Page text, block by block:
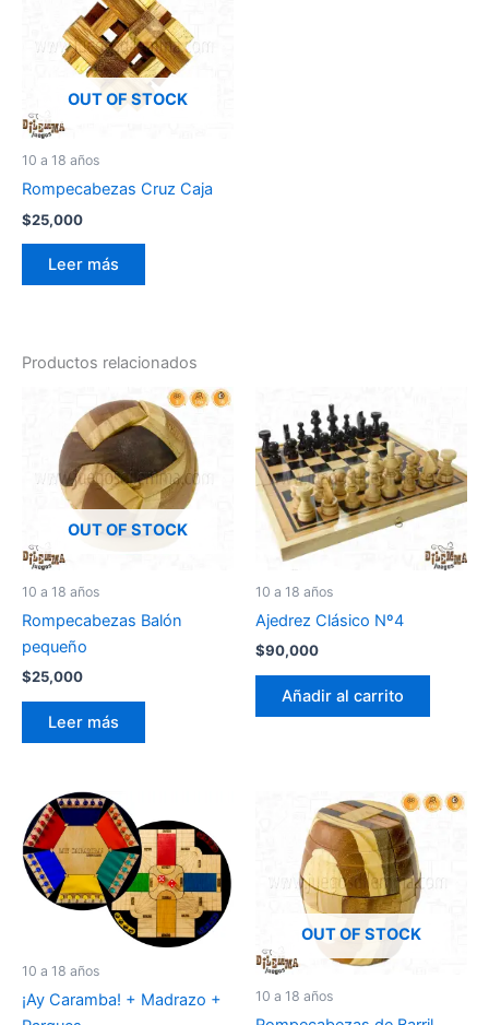
OUT OF STOCK
10 a 18 años
Rompecabezas Cruz Caja
$25,000
Leer más
Productos relacionados
OUT OF STOCK
10 a 18 años
Rompecabezas Balón
pequeño
$25,000
Leer más
10 a 18 años
Ajedrez Clásico Nº4
$90,000
Añadir al carrito
10 a 18 años
¡Ay Caramba! + Madrazo +
OUT OF STOCK
10 a 18 años